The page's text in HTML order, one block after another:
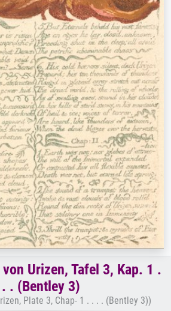
Urizen, Tafel 3, Kap. 1 .
. (Bentley 3)
Plate 3, Chap- 1 . . . . (Bentley 3))